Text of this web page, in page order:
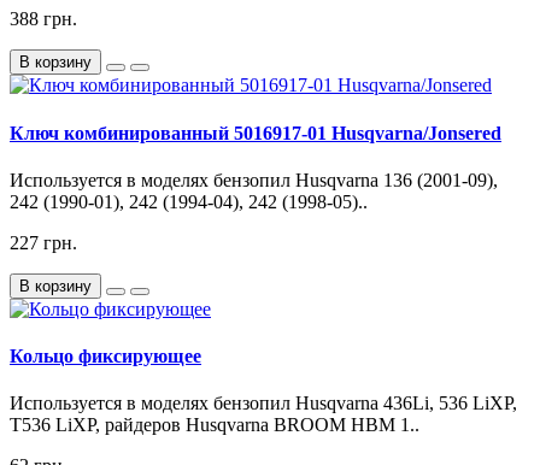
388 грн.
В корзину
Ключ комбинированный 5016917-01 Husqvarna/Jonsered
Используется в моделях бензопил Husqvarna 136 (2001-09),
242 (1990-01), 242 (1994-04), 242 (1998-05)..
227 грн.
В корзину
Кольцо фиксирующее
Используется в моделях бензопил Husqvarna 436Li, 536 LiXP,
T536 LiXP, райдеров Husqvarna BROOM HBM 1..